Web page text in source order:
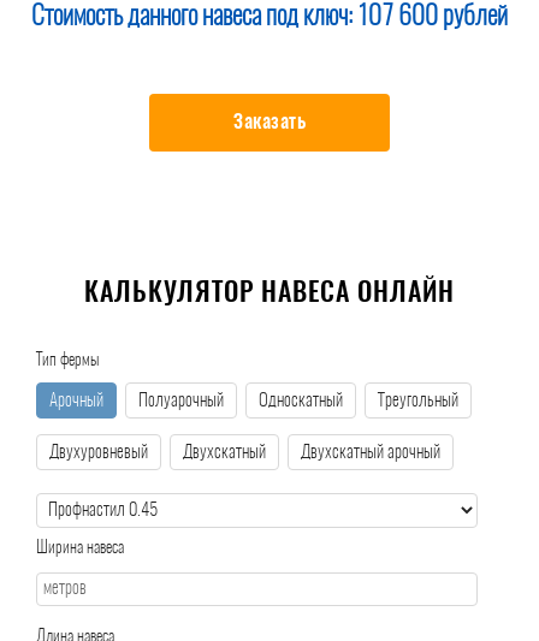
Стоимость данного навеса под ключ: 107 600 рублей
Заказать
КАЛЬКУЛЯТОР НАВЕСА ОНЛАЙН
Тип фермы
Арочный Полуарочный Односкатный Треугольный
Двухуровневый Двухскатный Двухскатный арочный
Ширина навеса